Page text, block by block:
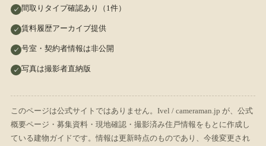
間取りタイプ確認あり（1件）
賃料履歴アーカイブ提供
号室・契約者情報は非公開
写真は撮影者直納版
このページは公式サイトではありません。Ivel / cameraman.jp が、公式
概要ページ・募集資料・現地確認・撮影済み住戸情報をもとに作成し
ている建物ガイドです。情報は更新時点のものであり、今後変更され